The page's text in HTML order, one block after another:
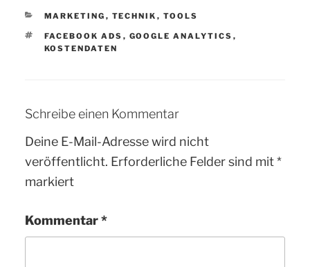
KATEGORIEN
MARKETING , TECHNIK , TOOLS
SCHLAGWÖRTER
FACEBOOK ADS , GOOGLE ANALYTICS ,
KOSTENDATEN
Schreibe einen Kommentar
Deine E-Mail-Adresse wird nicht
veröffentlicht. Erforderliche Felder sind mit*
markiert
Kommentar*